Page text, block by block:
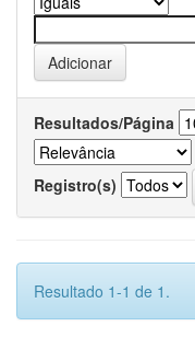
Resultados/Página
Registro(s)
Resultado 1-1 de 1.